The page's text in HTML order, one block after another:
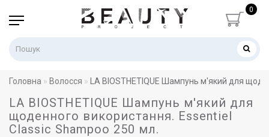
0
Головна Волосся LA BIOSTHETIQUE Шампунь м'який для
LA BIOSTHETIQUE Шампунь м'який для
щоденного використання. Essentiel
Classic Shampoo 250 мл.